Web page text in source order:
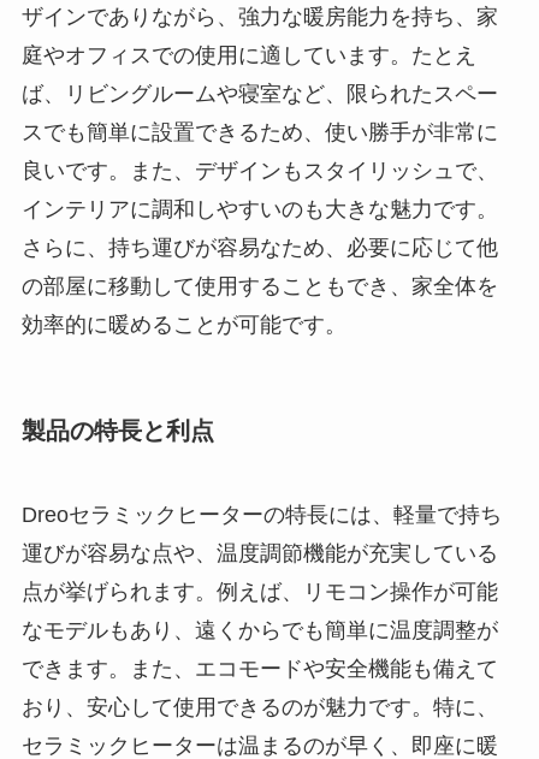
ザインでありながら、強力な暖房能力を持ち、家
庭やオフィスでの使用に適しています。たとえ
ば、リビングルームや寝室など、限られたスペー
スでも簡単に設置できるため、使い勝手が非常に
良いです。また、デザインもスタイリッシュで、
インテリアに調和しやすいのも大きな魅力です。
さらに、持ち運びが容易なため、必要に応じて他
の部屋に移動して使用することもでき、家全体を
効率的に暖めることが可能です。
製品の特長と利点
Dreoセラミックヒーターの特長には、軽量で持ち
運びが容易な点や、温度調節機能が充実している
点が挙げられます。例えば、リモコン操作が可能
なモデルもあり、遠くからでも簡単に温度調整が
できます。また、エコモードや安全機能も備えて
おり、安心して使用できるのが魅力です。特に、
セラミックヒーターは温まるのが早く、即座に暖